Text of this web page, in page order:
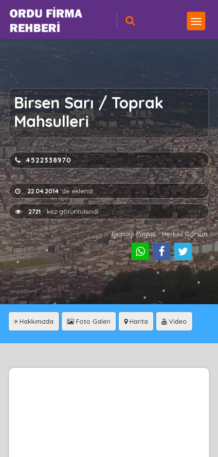
Birsen Sarı / Toprak
Mahsulleri
4522338970
22.04.2014'de eklendi
2721kez görüntülendi
Firmayı Paylaş - Herkes Görsün
Hakkımızda Foto Galeri Harita Video